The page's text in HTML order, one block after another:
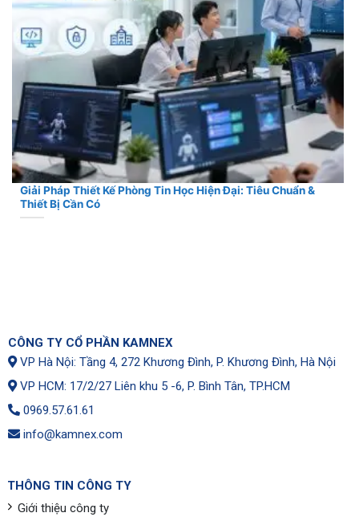
Giải Pháp Thiết Kế Phòng Tin Học Hiện Đại: Tiêu Chuẩn &
Thiết Bị Cần Có
CÔNG TY CỔ PHẦN KAMNEX
VP Hà Nội: Tầng 4, 272 Khương Đình, P. Khương Đình, Hà Nội
VP HCM: 17/2/27 Liên khu 5 -6, P. Bình Tân, TP.HCM
0969.57.61.61
info@kamnex.com
THÔNG TIN CÔNG TY
Giới thiệu công ty